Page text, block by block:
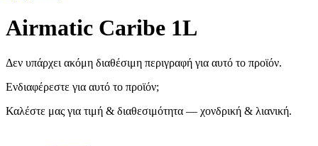
Airmatic Caribe 1L
Δεν υπάρχει ακόμη διαθέσιμη περιγραφή για αυτό το προϊόν.
Ενδιαφέρεστε για αυτό το προϊόν;
Καλέστε μας για τιμή & διαθεσιμότητα — χονδρική & λιανική.